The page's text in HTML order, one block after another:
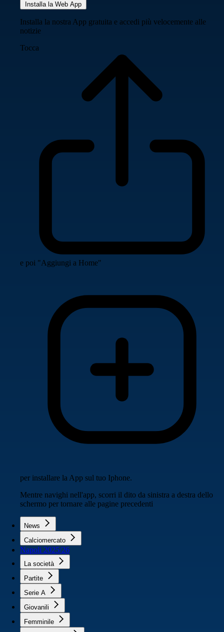
Installa la Web App
Installa la nostra App gratuita e accedi più velocemente alle
notizie
Tocca
e poi "Aggiungi a Home"
per installare la App sul tuo Iphone.
Mentre navighi nell'app, scorri il dito da sinistra a destra dello
schermo per tornare alle pagine precedenti
News
Calciomercato
Napoli 2025/26
La società
Partite
Serie A
Giovanili
Femminile